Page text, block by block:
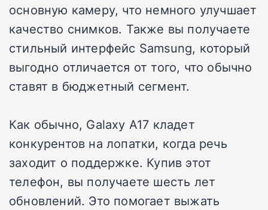
основную камеру, что немного улучшает
качество снимков. Также вы получаете
стильный интерфейс Samsung, который
выгодно отличается от того, что обычно
ставят в бюджетный сегмент.
Как обычно, Galaxy A17 кладет
конкурентов на лопатки, когда речь
заходит о поддержке. Купив этот
телефон, вы получаете шесть лет
обновлений. Это помогает выжать